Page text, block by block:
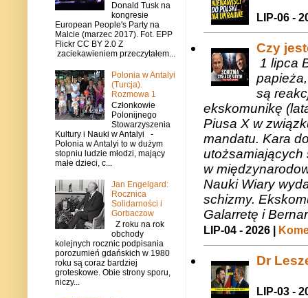
LIP-06 -
Czy
1 lipca
są
ekskomunikę
Piusa X w
mandatu. Kara
utożsamiających
w
Nauki Wiary
schizmy.
Galarretę i
LIP-04 - 2026 |
Dr
LIP-03 -
Donald Tusk na
kongresie
European People's Party na
Malcie (marzec 2017). Fot. EPP
Flickr CC BY 2.0 Z
zaciekawieniem przeczytałem...
Polonia w Antalyi
(Turcja).
Rozmowa 1
Członkowie
Polonijnego
Stowarzyszenia
Kultury i Nauki w Antalyi -
Polonia w Antalyi to w dużym
stopniu ludzie młodzi, mający
małe dzieci, c...
Jan Engelgard:
Rocznica
Solidarności i
Gorbaczow
Z roku na rok
obchody
kolejnych rocznic podpisania
porozumień gdańskich w 1980
roku są coraz bardziej
groteskowe. Obie strony sporu,
niczy...